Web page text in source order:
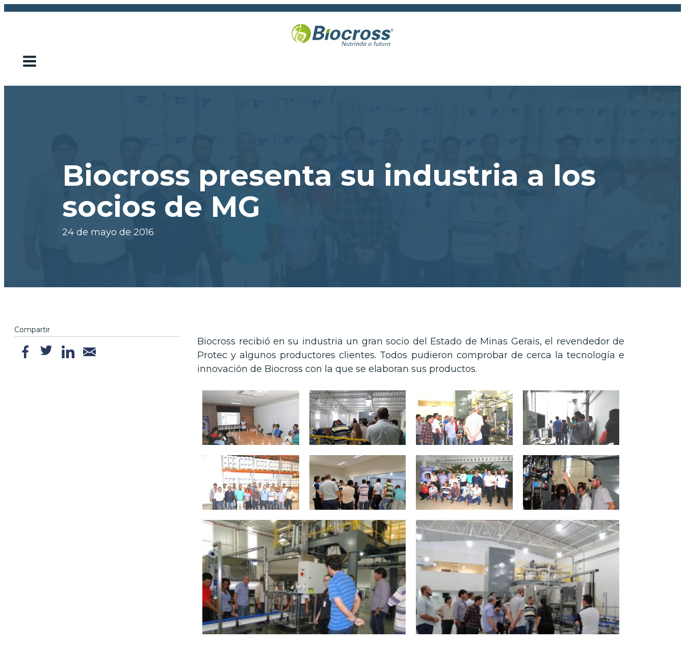
Biocross presenta su industria a los
socios de MG
24 de mayo de 2016
Compartir
Biocross recibió en su industria un gran socio del Estado de Minas Gerais, el revendedor de
Protec y algunos productores clientes. Todos pudieron comprobar de cerca la tecnología e
innovación de Biocross con la que se elaboran sus productos.